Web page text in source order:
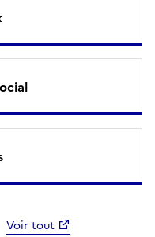
Voir tout